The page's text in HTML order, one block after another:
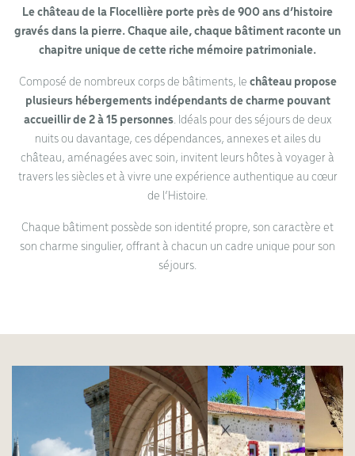
Le château de la Flocellière porte près de 900 ans d’histoire
gravés dans la pierre. Chaque aile, chaque bâtiment raconte un
chapitre unique de cette riche mémoire patrimoniale.
Composé de nombreux corps de bâtiments, le château propose
plusieurs hébergements indépendants de charme pouvant
accueillir de 2 à 15 personnes. Idéals pour des séjours de deux
nuits ou davantage, ces dépendances, annexes et ailes du
château, aménagées avec soin, invitent leurs hôtes à voyager à
travers les siècles et à vivre une expérience authentique au cœur
de l’Histoire.
Chaque bâtiment possède son identité propre, son caractère et
son charme singulier, offrant à chacun un cadre unique pour son
séjours.